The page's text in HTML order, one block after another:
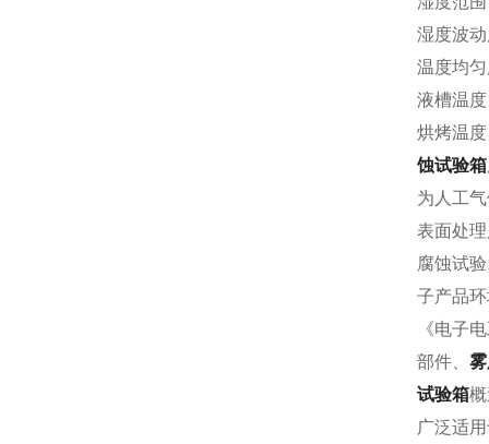
湿度波
温度均
液槽温
烘烤温
蚀试验箱
为人工
表面处
腐蚀试
子产品
《电子
部件、
试验箱
广泛适